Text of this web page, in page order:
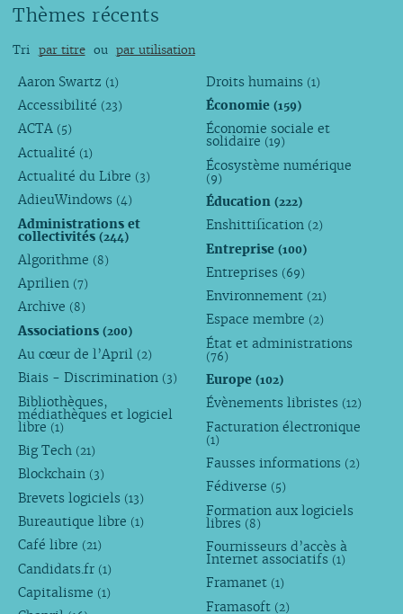
Thèmes récents
Tri par titre ou par utilisation
Aaron Swartz (1)
Accessibilité (23)
ACTA (5)
Actualité (1)
Actualité du Libre (3)
AdieuWindows (4)
Administrations et
collectivités (244)
Algorithme (8)
Aprilien (7)
Archive (8)
Associations (200)
Au cœur de l’April (2)
Biais - Discrimination (3)
Bibliothèques,
médiathèques et logiciel
libre (1)
Big Tech (21)
Blockchain (3)
Brevets logiciels (13)
Bureautique libre (1)
Café libre (21)
Candidats.fr (1)
Capitalisme (1)
Droits humains (1)
Économie(159)
Économie sociale et
solidaire (19)
Écosystème numérique
(9)
Éducation(222)
Enshittification (2)
Entreprise(100)
Entreprises (69)
Environnement (21)
Espace membre (2)
État et administrations
(76)
Europe(102)
Évènements libristes (12)
Facturation électronique
(1)
Fausses informations (2)
Fédiverse (5)
Formation aux logiciels
libres (8)
Fournisseurs d’accès à
Internet associatifs (1)
Framanet (1)
Framasoft (2)